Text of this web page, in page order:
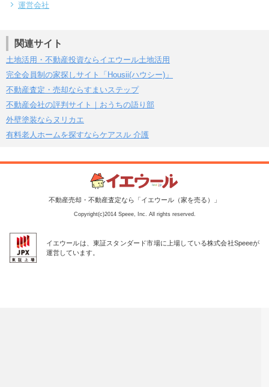
運営会社
関連サイト
土地活用・不動産投資ならイエウール土地活用
完全会員制の家探しサイト「Housii(ハウシー)」
不動産査定・売却ならすまいステップ
不動産会社の評判サイト｜おうちの語り部
外壁塗装ならヌリカエ
有料老人ホームを探すならケアスル 介護
不動産売却・不動産査定なら「イエウール（家を売る）」
Copyright(c)2014 Speee, Inc. All rights reserved.
イエウールは、東証スタンダード市場に上場している株式会社Speeeが
運営しています。